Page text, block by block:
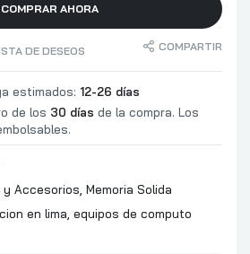
COMPRAR AHORA
DE DESEOS COMPARTIR
estimados: 12-26 días
de los 30 días de la compra. Los
y Accesorios Memoria Solida
en lima equipos de computo